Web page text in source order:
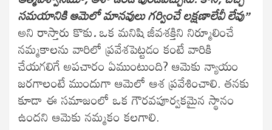
సమయానికి ఆమెలో మానవులు గర్వించే లక్షణాలేవీ లేవు”
అని రాస్తారు కొకు.ఒక మనిషి జీవశక్తిని నిర్మూలించే
నమ్మకాలను వారిలో ప్రవేశపెట్టడం కంటే వారికి
చేయగలిగే అపచారం ఏముంటుంది? ఆమెకు న్యాయం
జరగాలంటే ముందుగా ఆమెలో ఆశ ప్రవేశించాలి. తనకు
కూడా ఈ సమాజంలో ఒక గౌరవపూర్వకమైన స్థానం
ఉందని ఆమెకు నమ్మకం కలగాలి.